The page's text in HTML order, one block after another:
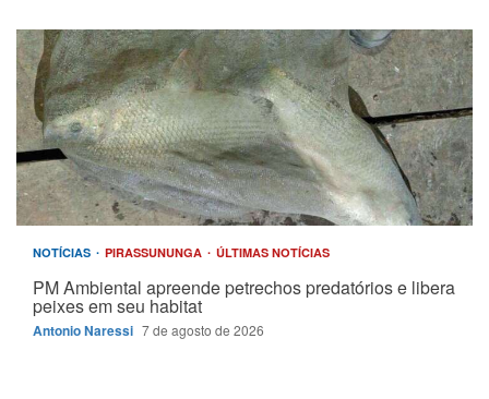
NOTÍCIAS PIRASSUNUNGA ÚLTIMAS NOTÍCIAS
PM Ambiental apreende petrechos predatórios e libera
peixes em seu habitat
Antonio Naressi 7 de agosto de 2026